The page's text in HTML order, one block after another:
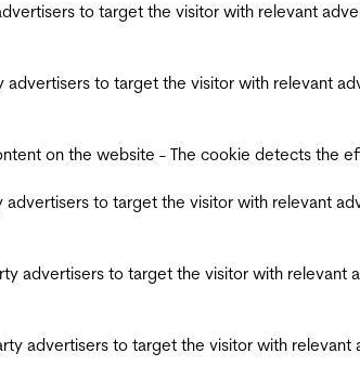
to target the visitor with relevant
to target the visitor with relevant
on the website - The cookie detects the
to target the visitor with relevant
advertisers to target the visitor with
advertisers to target the visitor with